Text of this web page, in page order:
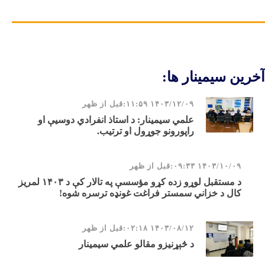
آخرین سیمینار ها:
۱۴۰۳/۱۲/۰۹ ۱۱:۵۹:قبل از ظهر
علمي سيمينار: د استاذ انفرادي دوسيې او
راپورونو جوړول او ترتيب.
۱۴۰۳/۱۰/۰۹ ۰۹:۳۳:قبل از ظهر
د مستقبل لوړو زده کړو مؤسسې په تالار کې د ۱۴۰۳ لمریز
کال د خزاني سمستر فراغت غونډه ترسره شوه!
۱۴۰۳/۰۸/۱۲ ۰۲:۱۸:قبل از ظهر
د څېړنیزو مقالو علمي سیمینار